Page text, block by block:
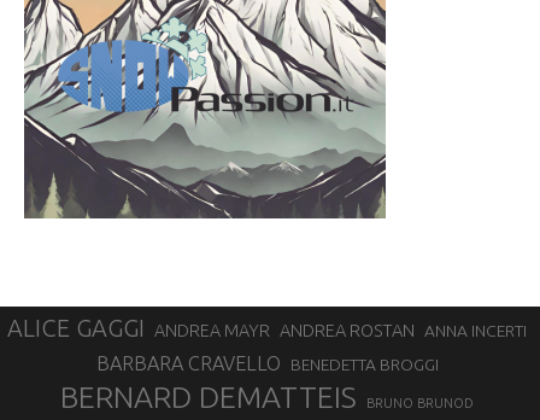
ALICE GAGGI ANDREA MAYR ANDREA ROSTAN ANNA INCERTI
BARBARA CRAVELLO BENEDETTA BROGGI
BERNARD DEMATTEIS BRUNO BRUNOD